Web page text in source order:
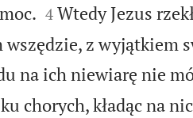

4 Wtedy Jezus
wszędzie, z wyjątkiem
na ich niewiarę nie
chorych, kładąc na